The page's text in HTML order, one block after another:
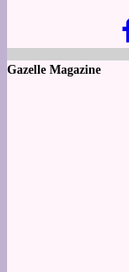
Gazelle Magazine